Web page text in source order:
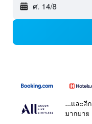
ศ. 14/8
...และอีก
มากมาย